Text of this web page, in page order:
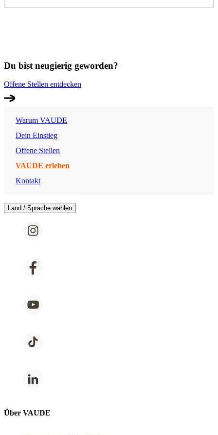
Du bist neugierig geworden?
Offene Stellen entdecken
Warum VAUDE
Dein Einstieg
Offene Stellen
VAUDE erleben
Kontakt
Land / Sprache wählen
Über VAUDE